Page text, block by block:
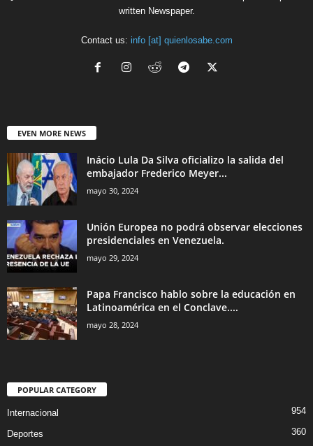
written Newspaper.
Contact us: info [at] quienlosabe.com
EVEN MORE NEWS
Inácio Lula Da Silva oficializo la salida del
embajador Frederico Meyer...
mayo 30, 2024
Unión Europea no podrá observar elecciones
presidenciales en Venezuela.
mayo 29, 2024
Papa Francisco hablo sobre la educación en
Latinoamérica en el Conclave....
mayo 28, 2024
POPULAR CATEGORY
Internacional 954
Deportes 360